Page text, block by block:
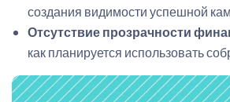
создания видимости успешной
Отсутствие прозрачности
как планируется использовать